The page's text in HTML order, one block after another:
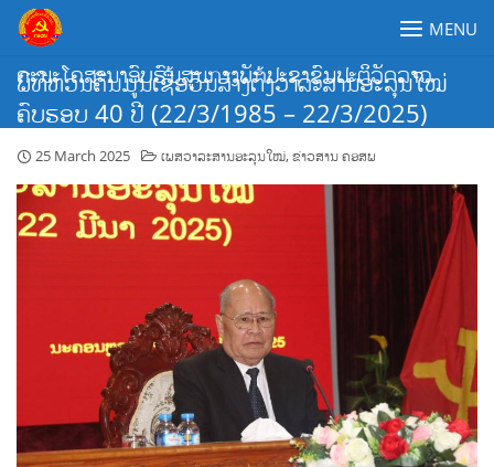
Skip
content
ຄະນະໂຄສະນາອົບຮົມສູນກາງພັກປະຊາຊົນປະຕິວັດລາວ
MENU
ພິທີຫວນຄືນມູນເຊື້ອວັນສ້າງຕັ້ງວາລະສານອະລຸນໃໝ່
ຄົບຮອບ 40 ປີ (22/3/1985 – 22/3/2025)
25 March 2025 ເພສວາລະສານອະລຸນໃໝ່,ຂ່າວສານ ຄອສພ